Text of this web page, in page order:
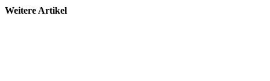
Weitere Artikel